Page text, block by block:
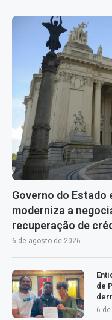
Governo do Estado
moderniza a
recuperação de
6 de agosto de 2026
de
6